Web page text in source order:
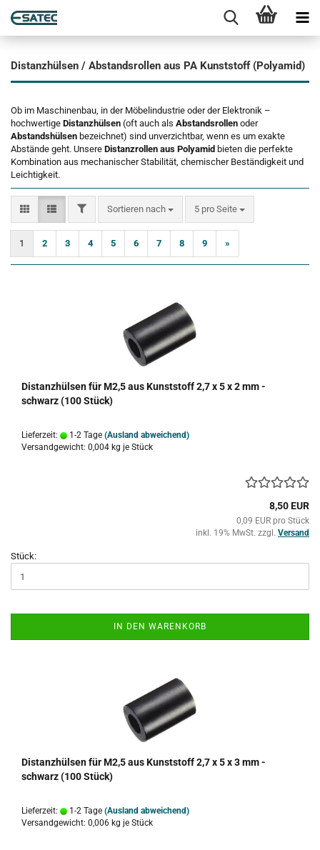
Distanzhülsen / Abstandsrollen aus PA Kunststoff (Polyamid)
Ob im Maschinenbau, in der Möbelindustrie oder der Elektronik –
hochwertige Distanzhülsen (oft auch als Abstandsrollen oder
Abstandshülsen bezeichnet) sind unverzichtbar, wenn es um exakte
Abstände geht. Unsere Distanzrollen aus Polyamid bieten die perfekte
Kombination aus mechanischer Stabilität, chemischer Beständigkeit und
Leichtigkeit.
FILTERSortieren nach
Sortieren nach 5 pro Seite
pro Seite
1 2 3 4 5 6 7 8 9 »
Distanzhülsen für M2,5 aus Kunststoff 2,7 x 5 x 2 mm -
schwarz (100 Stück)
Lieferzeit: 1-2 Tage (Ausland abweichend)
Versandgewicht: 0,004 kg je Stück
8,50 EUR
0,09 EUR pro Stück
inkl. 19% MwSt. zzgl. Versand
Stück:
IN DEN WARENKORB
Distanzhülsen für M2,5 aus Kunststoff 2,7 x 5 x 3 mm -
schwarz (100 Stück)
Lieferzeit: 1-2 Tage (Ausland abweichend)
Versandgewicht: 0,006 kg je Stück